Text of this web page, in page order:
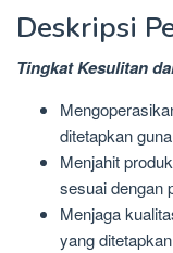
Deskripsi
Tingkat Kesulitan
ditetapkan
Menjahit
sesuai dengan
Menjaga
yang